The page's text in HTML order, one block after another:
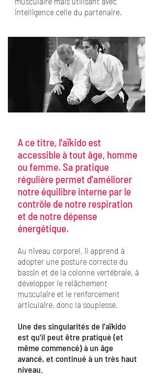
intelligence celle du partenaire.
A ce titre, l'aïkido est
accessible à tout âge, homme
ou femme. Sa pratique
régulière permet d'améliorer
notre équilibre interne par le
contrôle de notre respiration
et de notre dépense
énergétique.
Au niveau corporel, il apprend à
adopter une posture correcte du
bassin et de la colonne vertébrale, à
développer le relâchement
musculaire et le renforcement
articulaire, donc la souplesse.
Une des singularités de l'aïkido
est qu'il peut être pratiqué (et
même commencé) à un âge
avancé, et continué à un très haut
niveau.